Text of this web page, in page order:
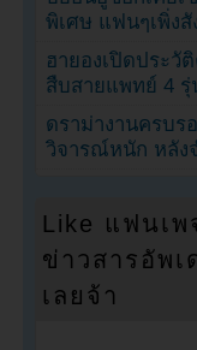
พิเศษ แฟนๆเพิ่ง
ฮายองเปิดประวั
สืบสายแพทย์ 4 รุ่
ดราม่างานครบร
วิจารณ์หนัก หลัง
Like แฟนเพ
ข่าวสารอัพ
เลยจ้า